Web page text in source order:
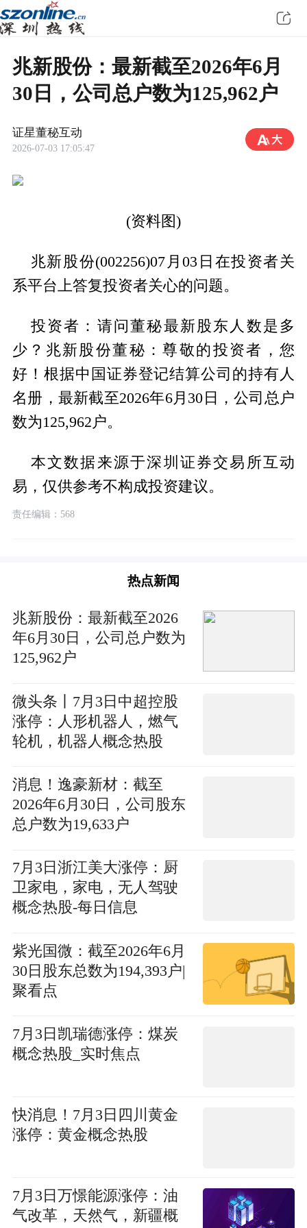
兆新股份：最新截至2026年6月
30日，公司总户数为125,962户
证星董秘互动
2026-07-03 17:05:47
(资料图)
兆新股份(002256)07月03日在投资者关
系平台上答复投资者关心的问题。
投资者：请问董秘最新股东人数是多
少？兆新股份董秘：尊敬的投资者，您
好！根据中国证券登记结算公司的持有人
名册，最新截至2026年6月30日，公司总户
数为125,962户。
本文数据来源于深圳证券交易所互动
易，仅供参考不构成投资建议。
责任编辑：568
热点新闻
兆新股份：最新截至2026
年6月30日，公司总户数为
125,962户
微头条丨7月3日中超控股
涨停：人形机器人，燃气
轮机，机器人概念热股
消息！逸豪新材：截至
2026年6月30日，公司股东
总户数为19,633户
7月3日浙江美大涨停：厨
卫家电，家电，无人驾驶
概念热股-每日信息
紫光国微：截至2026年6月
30日股东总数为194,393户|
聚看点
7月3日凯瑞德涨停：煤炭
概念热股_实时焦点
快消息！7月3日四川黄金
涨停：黄金概念热股
7月3日万憬能源涨停：油
气改革，天然气，新疆概